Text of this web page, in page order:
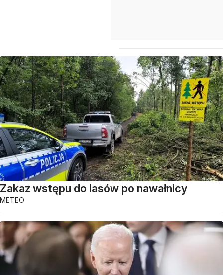
Zakaz wstępu do lasów po nawałnicy
METEO